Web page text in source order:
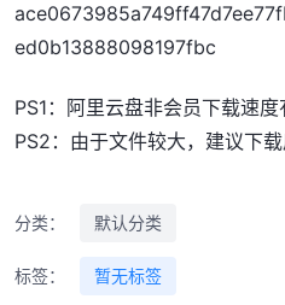
ed0b13888098197fbc
PS1：阿里云盘非会员下载速
PS2：由于文件较大，建议下
分类： 默认分类
标签： 暂无标签